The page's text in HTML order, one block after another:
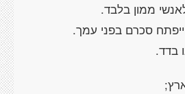
ממון בלבד.
סכרם בפני עמך.
בדד.